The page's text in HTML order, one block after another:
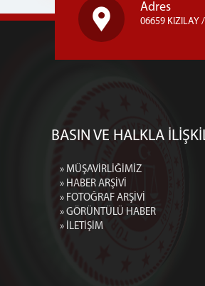
Adres
06659 KIZILAY
BASIN VE HALKLA
» MÜŞAVİRLİĞİMİZ
» HABER ARŞİVİ
» FOTOĞRAF ARŞİVİ
» GÖRÜNTÜLÜ HABER
» İLETİŞİM